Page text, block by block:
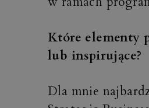
Które elementy
lub inspirujące?
Dla mnie